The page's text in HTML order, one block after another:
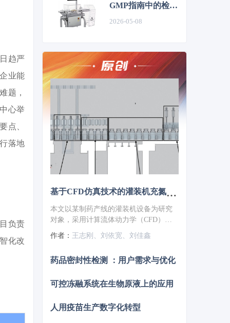
趋严
业能
题，
心举
点、
落地
负责
化改
GMP指南中的检重
2026-05-08
基于CFD仿真技术的灌装机充氮装置设计优化
本文以某制药产线的灌装机设备为研究
对象，采用计算流体动力学（CFD）仿
真技术对充氮装置的充氮性能进行分
析，并结合分析结果对氮幕结构进行了
能仿真验证，结果显示优化后的顶空残
化方案的实际效果，将优化方案应用于
氧量为0.68%，这一结果满足了小于1%
作者： 王志刚、刘依宽、刘佳鑫
药品密封性检测 ：用户需求与优化
可控冻融系统在生物原液上的应用
人用疫苗生产数字化转型